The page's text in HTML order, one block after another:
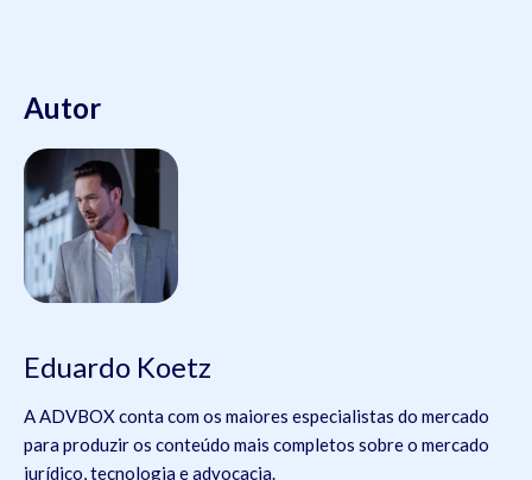
Autor
Eduardo Koetz
A ADVBOX conta com os maiores especialistas do mercado
para produzir os conteúdo mais completos sobre o mercado
jurídico, tecnologia e advocacia.